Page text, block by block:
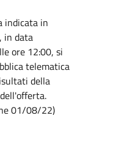
indicata in
in data
ore 12:00, si
telematica
della
01/08/22)